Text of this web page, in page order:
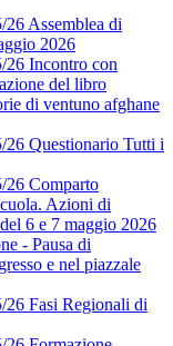
26 Assemblea di
2026
26 Incontro con
del libro
di ventuno afghane
26 Questionario Tutti i
26 Comparto
Azioni di
6 e 7 maggio 2026
- Pausa di
e nel piazzale
26 Fasi Regionali di